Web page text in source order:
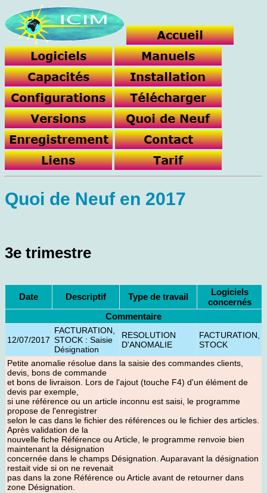
Quoi de Neuf en 2017
3e trimestre
Date Descriptif Type de travail
Logiciels
concernés
Commentaire
12/07/2017
FACTURATION,
STOCK : Saisie
Désignation
RESOLUTION
D'ANOMALIE
FACTURATION,
STOCK
Petite anomalie résolue dans la saisie des commandes clients,
devis, bons de commande
et bons de livraison. Lors de l'ajout (touche F4) d'un élément de
devis par exemple,
si une référence ou un article inconnu est saisi, le programme
propose de l'enregistrer
selon le cas dans le fichier des références ou le fichier des articles.
Après validation de la
nouvelle fiche Référence ou Article, le programme renvoie bien
maintenant la désignation
concernée dans le champs Désignation. Auparavant la désignation
restait vide si on ne revenait
pas dans la zone Référence ou Article avant de retourner dans
zone Désignation.